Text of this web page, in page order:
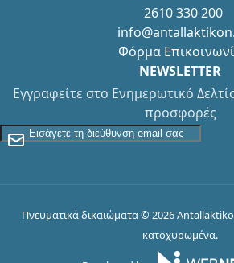
2610 330 200
Φόρμα
NEWSLETTER
Εγγραφείτε στο Ενημερωτικό
προσφορές
Εγγραφείτε στο Newsletter
Πνευματικά δικαιώματα © 2026
κατοχυρωμένα.